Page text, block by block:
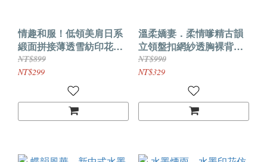
情趣和服！低領美肩日系
緞面拼接薄透雪紡印花側
高衩三件組
NT$899
NT$299
溫柔嬌妻．柔情嗲精古韻
立領盤扣網紗透胸裸背裙
【旗袍+T褲】
NT$990
NT$329